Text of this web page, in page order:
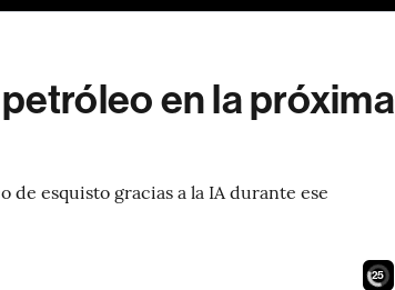
en la próxima
de esquisto gracias a la IA durante ese
23